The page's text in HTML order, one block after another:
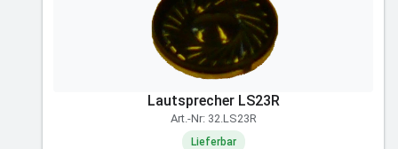
Lautsprecher LS23R
Art.-Nr: 32.LS23R
Lieferbar